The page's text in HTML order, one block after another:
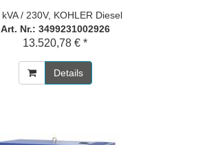
kVA / 230V, KOHLER Diesel
Art. Nr.: 3499231002926
13.520,78 € *
Details